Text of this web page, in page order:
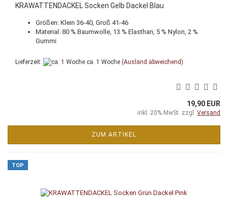
KRAWATTENDACKEL Socken Gelb Dackel Blau
Größen: Klein 36-40, Groß 41-46
Material: 80 % Baumwolle, 13 % Elasthan, 5 % Nylon, 2 %
Gummi
Lieferzeit: ca. 1 Woche (Ausland abweichend)
19,90 EUR
inkl. 20% MwSt. zzgl. Versand
ZUM ARTIKEL
TOP